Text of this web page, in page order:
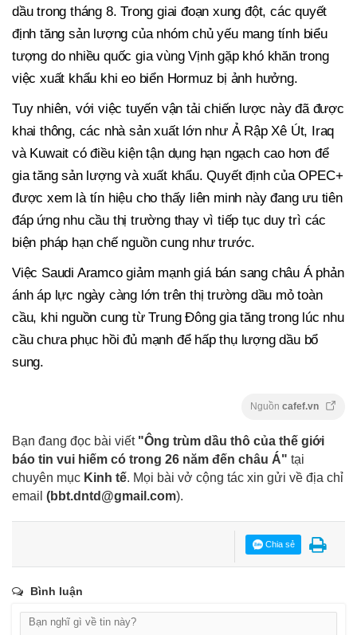
dầu trong tháng 8. Trong giai đoạn xung đột, các quyết
định tăng sản lượng của nhóm chủ yếu mang tính biểu
tượng do nhiều quốc gia vùng Vịnh gặp khó khăn trong
việc xuất khẩu khi eo biển Hormuz bị ảnh hưởng.
Tuy nhiên, với việc tuyến vận tải chiến lược này đã được
khai thông, các nhà sản xuất lớn như Ả Rập Xê Út, Iraq
và Kuwait có điều kiện tận dụng hạn ngạch cao hơn để
gia tăng sản lượng và xuất khẩu. Quyết định của OPEC+
được xem là tín hiệu cho thấy liên minh này đang ưu tiên
đáp ứng nhu cầu thị trường thay vì tiếp tục duy trì các
biện pháp hạn chế nguồn cung như trước.
Việc Saudi Aramco giảm mạnh giá bán sang châu Á phản
ánh áp lực ngày càng lớn trên thị trường dầu mỏ toàn
cầu, khi nguồn cung từ Trung Đông gia tăng trong lúc nhu
cầu chưa phục hồi đủ mạnh để hấp thụ lượng dầu bổ
sung.
Nguồn cafef.vn
Bạn đang đọc bài viết "Ông trùm dầu thô của thế giới
báo tin vui hiếm có trong 26 năm đến châu Á" tại
chuyên mục Kinh tế. Mọi bài vở cộng tác xin gửi về địa chỉ
email (bbt.dntd@gmail.com).
Chia sẻ
Bình luận